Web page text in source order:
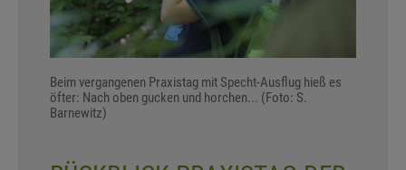
Beim vergangenen Praxistag mit Specht-Ausflug hieß es
öfter: Nach oben gucken und horchen... (Foto: S.
Barnewitz)